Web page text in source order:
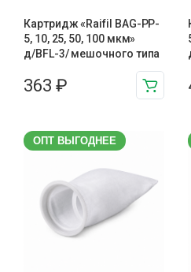
Картридж «Raifil BAG-PP-
5, 10, 25, 50, 100 мкм»
д/BFL-3/ мешочного типа
363 ₽
ОПТ ВЫГОДНЕЕ